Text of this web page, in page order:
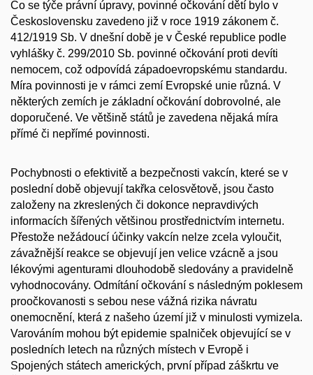
Co se týče právní úpravy, povinné očkování dětí bylo v
Československu zavedeno již v roce 1919 zákonem č.
412/1919 Sb. V dnešní době je v České republice podle
vyhlášky č. 299/2010 Sb. povinné očkování proti devíti
nemocem, což odpovídá západoevropskému standardu.
Míra povinnosti je v rámci zemí Evropské unie různá. V
některých zemích je základní očkování dobrovolné, ale
doporučené. Ve většině států je zavedena nějaká míra
přímé či nepřímé povinnosti.
Pochybnosti o efektivitě a bezpečnosti vakcín, které se v
poslední době objevují takřka celosvětově, jsou často
založeny na zkreslených či dokonce nepravdivých
informacích šířených většinou prostřednictvím internetu.
Přestože nežádoucí účinky vakcín nelze zcela vyloučit,
závažnější reakce se objevují jen velice vzácně a jsou
lékovými agenturami dlouhodobě sledovány a pravidelně
vyhodnocovány. Odmítání očkování s následným poklesem
proočkovanosti s sebou nese vážná rizika návratu
onemocnění, která z našeho území již v minulosti vymizela.
Varováním mohou být epidemie spalniček objevující se v
posledních letech na různých místech v Evropě i
Spojených státech amerických, první případ záškrtu ve